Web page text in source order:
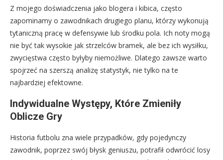
Z mojego doświadczenia jako blogera i kibica, często
zapominamy o zawodnikach drugiego planu, którzy wykonują
tytaniczną pracę w defensywie lub środku pola. Ich noty mogą
nie być tak wysokie jak strzelców bramek, ale bez ich wysiłku,
zwycięstwa często byłyby niemożliwe. Dlatego zawsze warto
spojrzeć na szerszą analizę statystyk, nie tylko na te
najbardziej efektowne.
Indywidualne Występy, Które Zmieniły
Oblicze Gry
Historia futbolu zna wiele przypadków, gdy pojedynczy
zawodnik, poprzez swój błysk geniuszu, potrafił odwrócić losy